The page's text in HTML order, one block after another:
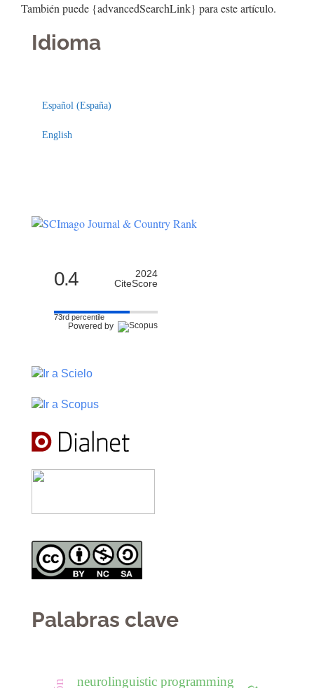
También puede {advancedSearchLink} para este artículo.
Idioma
Español (España)
English
Indexaciones
0.4
2024
CiteScore
73rd percentile
Powered by
Licencia
Palabras clave
neurolinguistic programming